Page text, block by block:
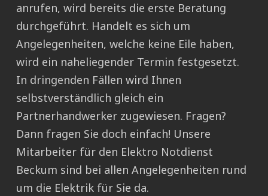
anrufen, wird bereits die erste Beratung
durchgeführt. Handelt es sich um
Angelegenheiten, welche keine Eile haben,
wird ein naheliegender Termin festgesetzt.
In dringenden Fällen wird Ihnen
selbstverständlich gleich ein
Partnerhandwerker zugewiesen. Fragen?
Dann fragen Sie doch einfach! Unsere
Mitarbeiter für den Elektro Notdienst
Beckum sind bei allen Angelegenheiten rund
um die Elektrik für Sie da.